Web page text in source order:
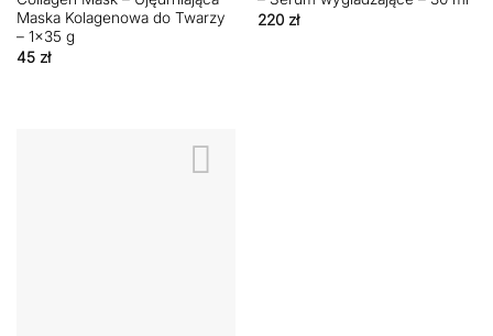
Maska Kolagenowa do Twarzy
– 1×35 g
45 zł
220 zł